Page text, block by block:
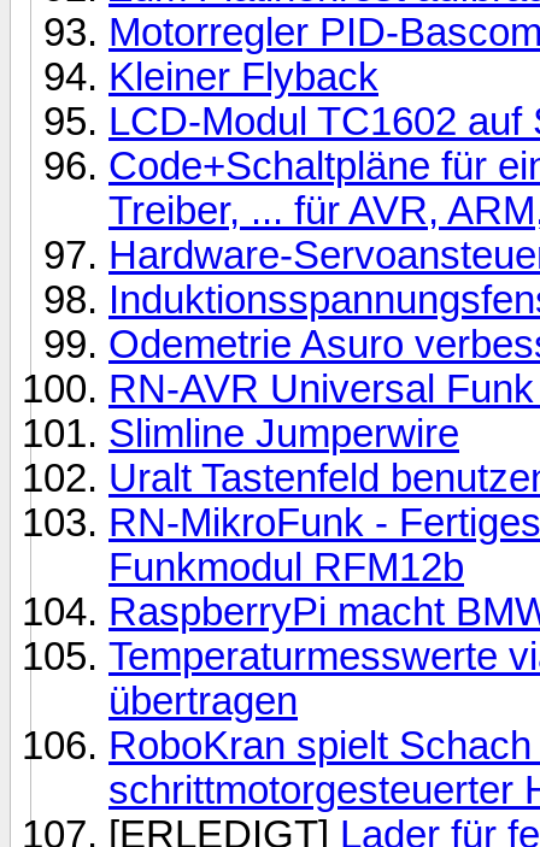
Motorregler PID-
Kleiner Flyback
LCD-Modul TC1602 auf
Code+Schaltpläne für
Treiber, ... für AVR,
Hardware-
Odemetrie Asuro
RN-AVR Universal
Slimline Jumperwire
Uralt Tastenfeld
RN-MikroFunk -
Funkmodul RFM12b
RaspberryPi macht
Temperaturmesswerte
übertragen
RoboKran spielt
schrittmotorgesteuerter
[ERLEDIGT] Lader für